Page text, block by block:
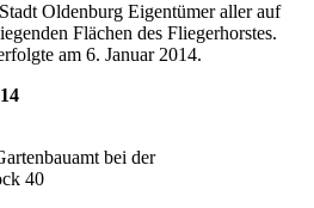
Oldenburg Eigentümer aller auf
Flächen des Fliegerhorstes.
am 6. Januar 2014.
bei der
40